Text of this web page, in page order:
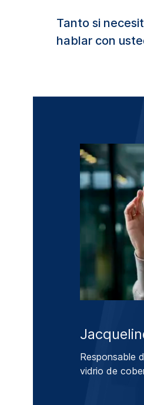
Tanto si
hablar con
Responsable
vidrio de